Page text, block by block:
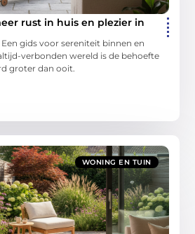
rust in huis en plezier in
gids voor sereniteit binnen en
verbonden wereld is de behoefte
groter dan ooit.
WONING EN TUIN